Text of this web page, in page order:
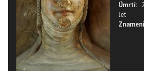
Úmrtí:
let